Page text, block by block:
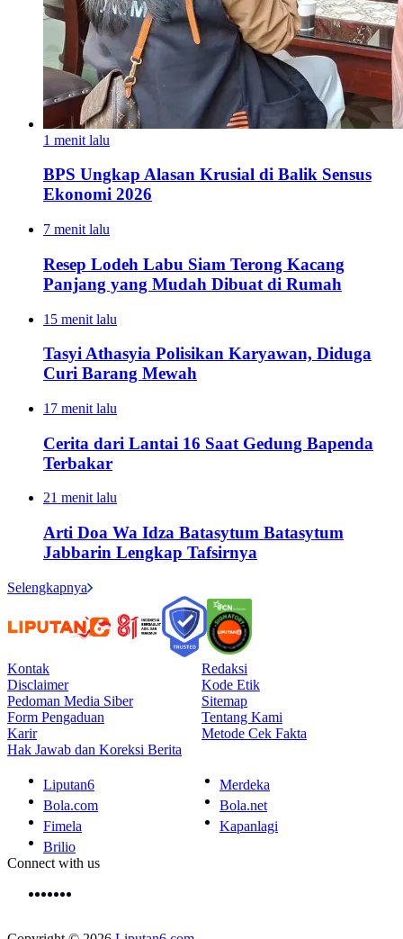
1 menit lalu
BPS Ungkap Alasan Krusial di Balik Sensus
Ekonomi 2026
7 menit lalu
Resep Lodeh Labu Siam Terong Kacang
Panjang yang Mudah Dibuat di Rumah
15 menit lalu
Tasyi Athasyia Polisikan Karyawan, Diduga
Curi Barang Mewah
17 menit lalu
Cerita dari Lantai 16 Saat Gedung Bapenda
Terbakar
21 menit lalu
Arti Doa Wa Idza Batasytum Batasytum
Jabbarin Lengkap Tafsirnya
Selengkapnya
Kontak
Redaksi
Disclaimer
Kode Etik
Pedoman Media Siber
Sitemap
Form Pengaduan
Tentang Kami
Karir
Metode Cek Fakta
Hak Jawab dan Koreksi Berita
Liputan6
Merdeka
Bola.com
Bola.net
Fimela
Kapanlagi
Brilio
Connect with us